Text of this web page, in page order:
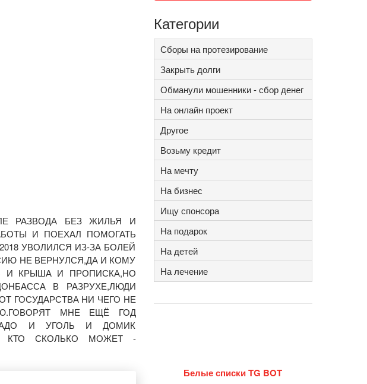
РАЗВОДА БЕЗ ЖИЛЬЯ И
И ПОЕХАЛ ПОМОГАТЬ
УВОЛИЛСЯ ИЗ-ЗА БОЛЕЙ
НЕ ВЕРНУЛСЯ,ДА И КОМУ
И КРЫША И ПРОПИСКА,НО
В РАЗРУХЕ,ЛЮДИ
ГОСУДАРСТВА НИ ЧЕГО НЕ
МНЕ ЕЩЁ ГОД
И УГОЛЬ И ДОМИК
КТО СКОЛЬКО МОЖЕТ -
Категории
Сборы на протезирование
Закрыть долги
Обманули мошенники - сбор денег
На онлайн проект
Другое
Возьму кредит
На мечту
На бизнес
Ищу спонсора
На подарок
На детей
На лечение
Белые списки TG BOT